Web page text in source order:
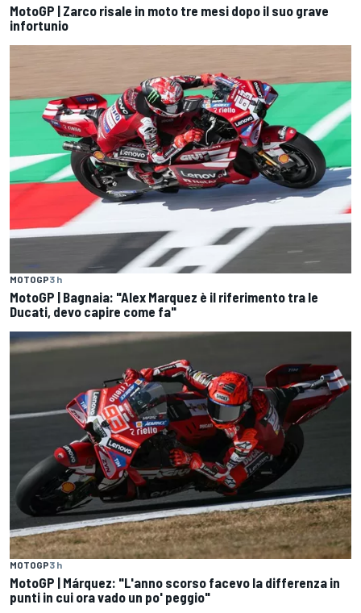
MotoGP | Zarco risale in moto tre mesi dopo il suo grave
infortunio
MOTOGP3 h
MotoGP | Bagnaia: "Alex Marquez è il riferimento tra le
Ducati, devo capire come fa"
MOTOGP3 h
MotoGP | Márquez: "L'anno scorso facevo la differenza in
punti in cui ora vado un po' peggio"